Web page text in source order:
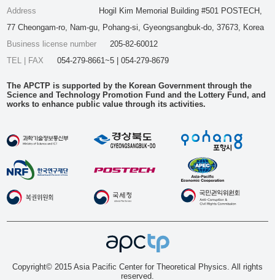
Address
Hogil Kim Memorial Building #501 POSTECH,
77 Cheongam-ro, Nam-gu, Pohang-si, Gyeongsangbuk-do, 37673, Korea
Business license number
205-82-60012
TEL | FAX
054-279-8661~5 | 054-279-8679
The APCTP is supported by the Korean Government through the
Science and Technology Promotion Fund and the Lottery Fund, and
works to enhance public value through its activities.
Copyright© 2015 Asia Pacific Center for Theoretical Physics. All rights
reserved.